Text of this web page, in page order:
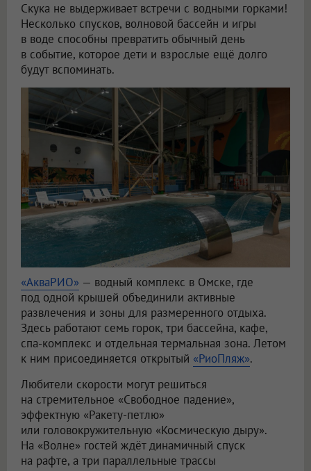
Скука не выдерживает встречи с водными горками!
Несколько спусков, волновой бассейн и игры
в воде способны превратить обычный день
в событие, которое дети и взрослые ещё долго
будут вспоминать.
«АкваРИО» — водный комплекс в Омске, где
под одной крышей объединили активные
развлечения и зоны для размеренного отдыха.
Здесь работают семь горок, три бассейна, кафе,
спа-комплекс и отдельная термальная зона. Летом
к ним присоединяется открытый «РиоПляж».
Любители скорости могут решиться
на стремительное «Свободное падение»,
эффектную «Ракету-петлю»
или головокружительную «Космическую дыру».
На «Волне» гостей ждёт динамичный спуск
на рафте, а три параллельные трассы